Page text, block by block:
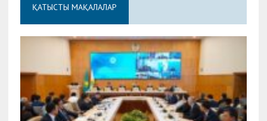
ҚАТЫСТЫ МАҚАЛАЛАР